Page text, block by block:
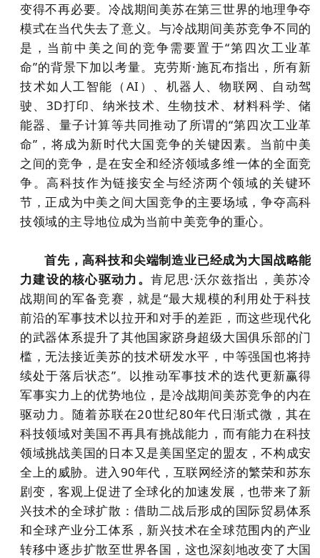
变得不再必要。冷战期间美苏在第三世界的地理争夺
模式在当代失去了意义。与冷战期间美苏竞争不同的
是，当前中美之间的竞争需要置于“第四次工业革
命”的背景下加以考量。克劳斯·施瓦布指出，所有新
技术如人工智能（AI）、机器人、物联网、自动驾
驶、3D打印、纳米技术、生物技术、材料科学、储
能器、量子计算等共同推动了所谓的“第四次工业革
命”，将成为新时代大国竞争的关键因素。当前中美
之间的竞争，是在安全和经济领域多维一体的全面竞
争。高科技作为链接安全与经济两个领域的关键环
节，正成为中美之间大国竞争的主要场域，争夺高科
技领域的主导地位成为当前中美竞争的重心。
首先，高科技和尖端制造业已经成为大国战略能
力建设的核心驱动力。 肯尼思·沃尔兹指出，美苏冷
战期间的军备竞赛，就是“最大规模的利用处于科技
前沿的军事技术以拉开和对手的差距，而这些现代化
的武器体系提升了其他国家跻身超级大国俱乐部的门
槛，无法接近美苏的技术研发水平，中等强国也将持
续处于落后状态”。以推动军事技术的迭代更新赢得
军事实力上的优势地位，是冷战期间美苏竞争的内在
驱动力。随着苏联在20世纪80年代日渐式微，其在
科技领域对美国不再具有挑战能力，而有能力在科技
领域挑战美国的日本又是美国坚定的盟友，不构成安
全上的威胁。进入90年代，互联网经济的繁荣和苏东
剧变，客观上促进了全球化的加速发展，也带来了新
兴技术的全球扩散：借助二战后形成的国际贸易体系
和全球产业分工体系，新兴技术在全球范围内的产业
转移中逐步扩散至世界各国，这也深刻地改变了大国